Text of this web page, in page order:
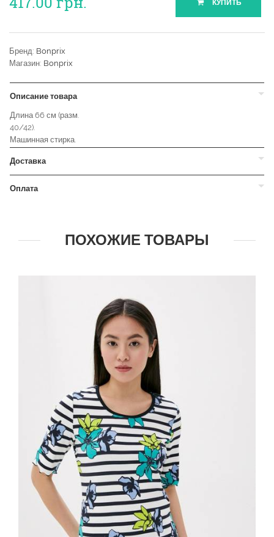
КУПИТЬ
Бренд: Bonprix
Магазин: Bonprix
Описание товара
Длина 66 см (разм.
40/42).
Машинная стирка.
Доставка
Оплата
ПОХОЖИЕ ТОВАРЫ